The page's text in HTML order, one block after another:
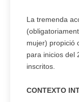
La tremenda
mujer) propició
para inicios del
inscritos.
CONTEXTO